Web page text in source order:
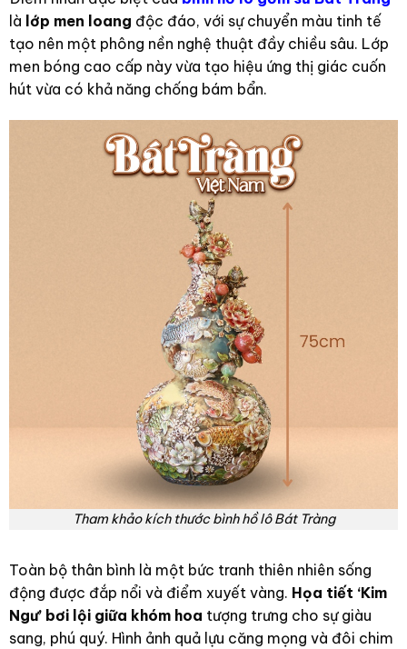
là lớp men loang độc đáo, với sự chuyển màu tinh tế
tạo nên một phông nền nghệ thuật đầy chiều sâu. Lớp
men bóng cao cấp này vừa tạo hiệu ứng thị giác cuốn
hút vừa có khả năng chống bám bẩn.
Tham khảo kích thước bình hồ lô Bát Tràng
Toàn bộ thân bình là một bức tranh thiên nhiên sống
động được đắp nổi và điểm xuyết vàng. Họa tiết ‘Kim
Ngư’ bơi lội giữa khóm hoa tượng trưng cho sự giàu
sang, phú quý. Hình ảnh quả lựu căng mọng và đôi chim